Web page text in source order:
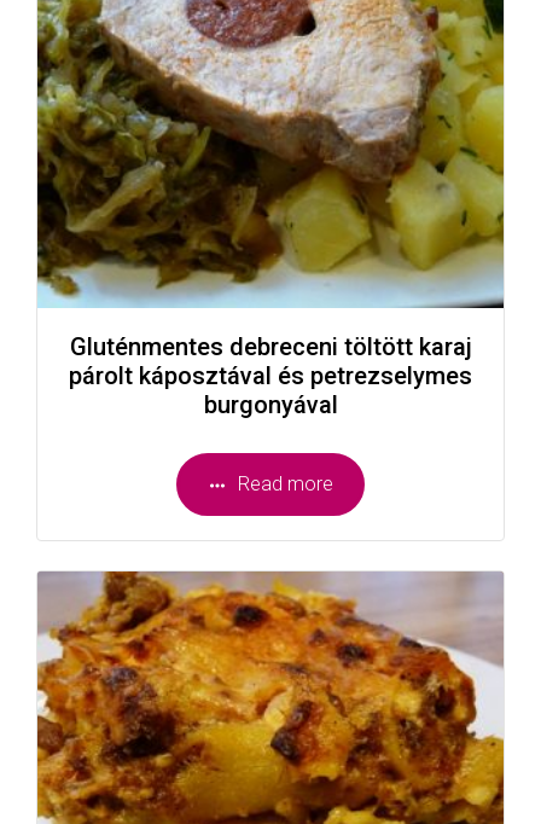
Gluténmentes debreceni töltött karaj
párolt káposztával és petrezselymes
burgonyával
Read more